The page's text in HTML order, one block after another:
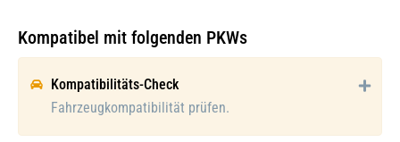
Kompatibel mit folgenden PKWs
Kompatibilitäts-Check
Fahrzeugkompatibilität prüfen.